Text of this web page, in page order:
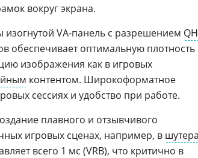
вокруг экрана.
VA-панель с разрешением
обеспечивает оптимальную плотность
изображения как в игровых
контентом. Широкоформатное
сессиях и удобство при работе.
плавного и отзывчивого
игровых сценах, например, в
всего 1 мс (VRB), что критично в